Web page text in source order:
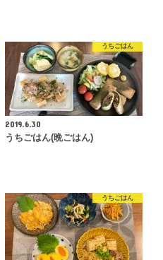
うちごはん
2019.6.30
うちごはん(晩ごはん)
うちごはん